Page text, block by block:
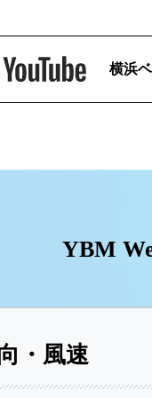
横浜
YBM
・風速